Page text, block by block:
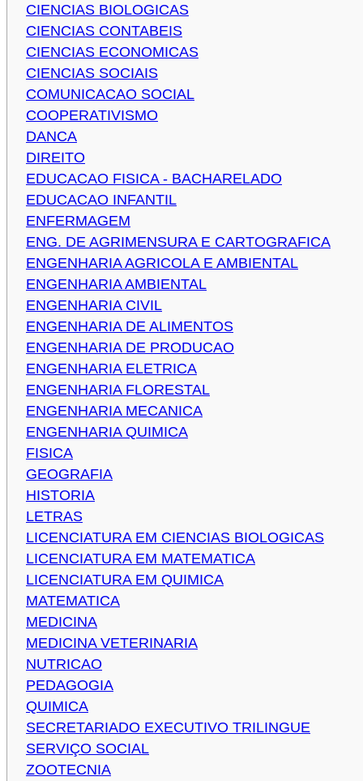
CIENCIAS BIOLOGICAS
CIENCIAS CONTABEIS
CIENCIAS ECONOMICAS
CIENCIAS SOCIAIS
COMUNICACAO SOCIAL
COOPERATIVISMO
DANCA
DIREITO
EDUCACAO FISICA - BACHARELADO
EDUCACAO INFANTIL
ENFERMAGEM
ENG. DE AGRIMENSURA E CARTOGRAFICA
ENGENHARIA AGRICOLA E AMBIENTAL
ENGENHARIA AMBIENTAL
ENGENHARIA CIVIL
ENGENHARIA DE ALIMENTOS
ENGENHARIA DE PRODUCAO
ENGENHARIA ELETRICA
ENGENHARIA FLORESTAL
ENGENHARIA MECANICA
ENGENHARIA QUIMICA
FISICA
GEOGRAFIA
HISTORIA
LETRAS
LICENCIATURA EM CIENCIAS BIOLOGICAS
LICENCIATURA EM MATEMATICA
LICENCIATURA EM QUIMICA
MATEMATICA
MEDICINA
MEDICINA VETERINARIA
NUTRICAO
PEDAGOGIA
QUIMICA
SECRETARIADO EXECUTIVO TRILINGUE
SERVIÇO SOCIAL
ZOOTECNIA